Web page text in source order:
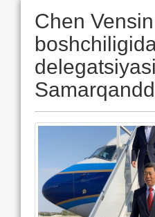
Chen Vensin
delegatsiyasi